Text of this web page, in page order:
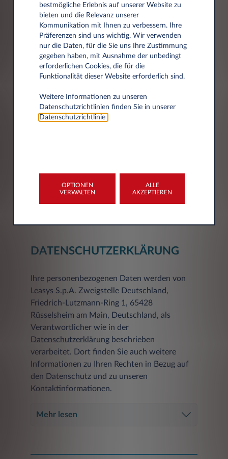
Adressdaten
Postleitzahl*
DATENSCHUTZERKLÄRUNG
Ihre personenbezogenen Daten werden von
Leasys S.p.A. Zweigstelle Deutschland,
Friedrich-Lutzmann-Ring 1, 65428
Rüsselsheim am Main, Deutschland, als
Verantwortlicher wie in der
Datenschutzerklärung beschrieben
verarbeitet. Dort finden Sie auch weitere
Informationen zu Ihren Rechten in Bezug auf
den Datenschutz und zu unseren
Kontaktinformationen.
Mehr lesen
bestmögliche Erlebnis auf unserer Website zu
bieten und die Relevanz unserer
Kommunikation mit Ihnen zu verbessern. Ihre
Präferenzen sind uns wichtig. Wir verwenden
nur die Daten, für die Sie uns Ihre Zustimmung
gegeben haben, mit Ausnahme der unbedingt
erforderlichen Cookies, die für die
Funktionalität dieser Website erforderlich sind.
Weitere Informationen zu unseren
Datenschutzrichtlinien finden Sie in unserer
Datenschutzrichtlinie.
OPTIONEN
VERWALTEN
ALLE
AKZEPTIEREN